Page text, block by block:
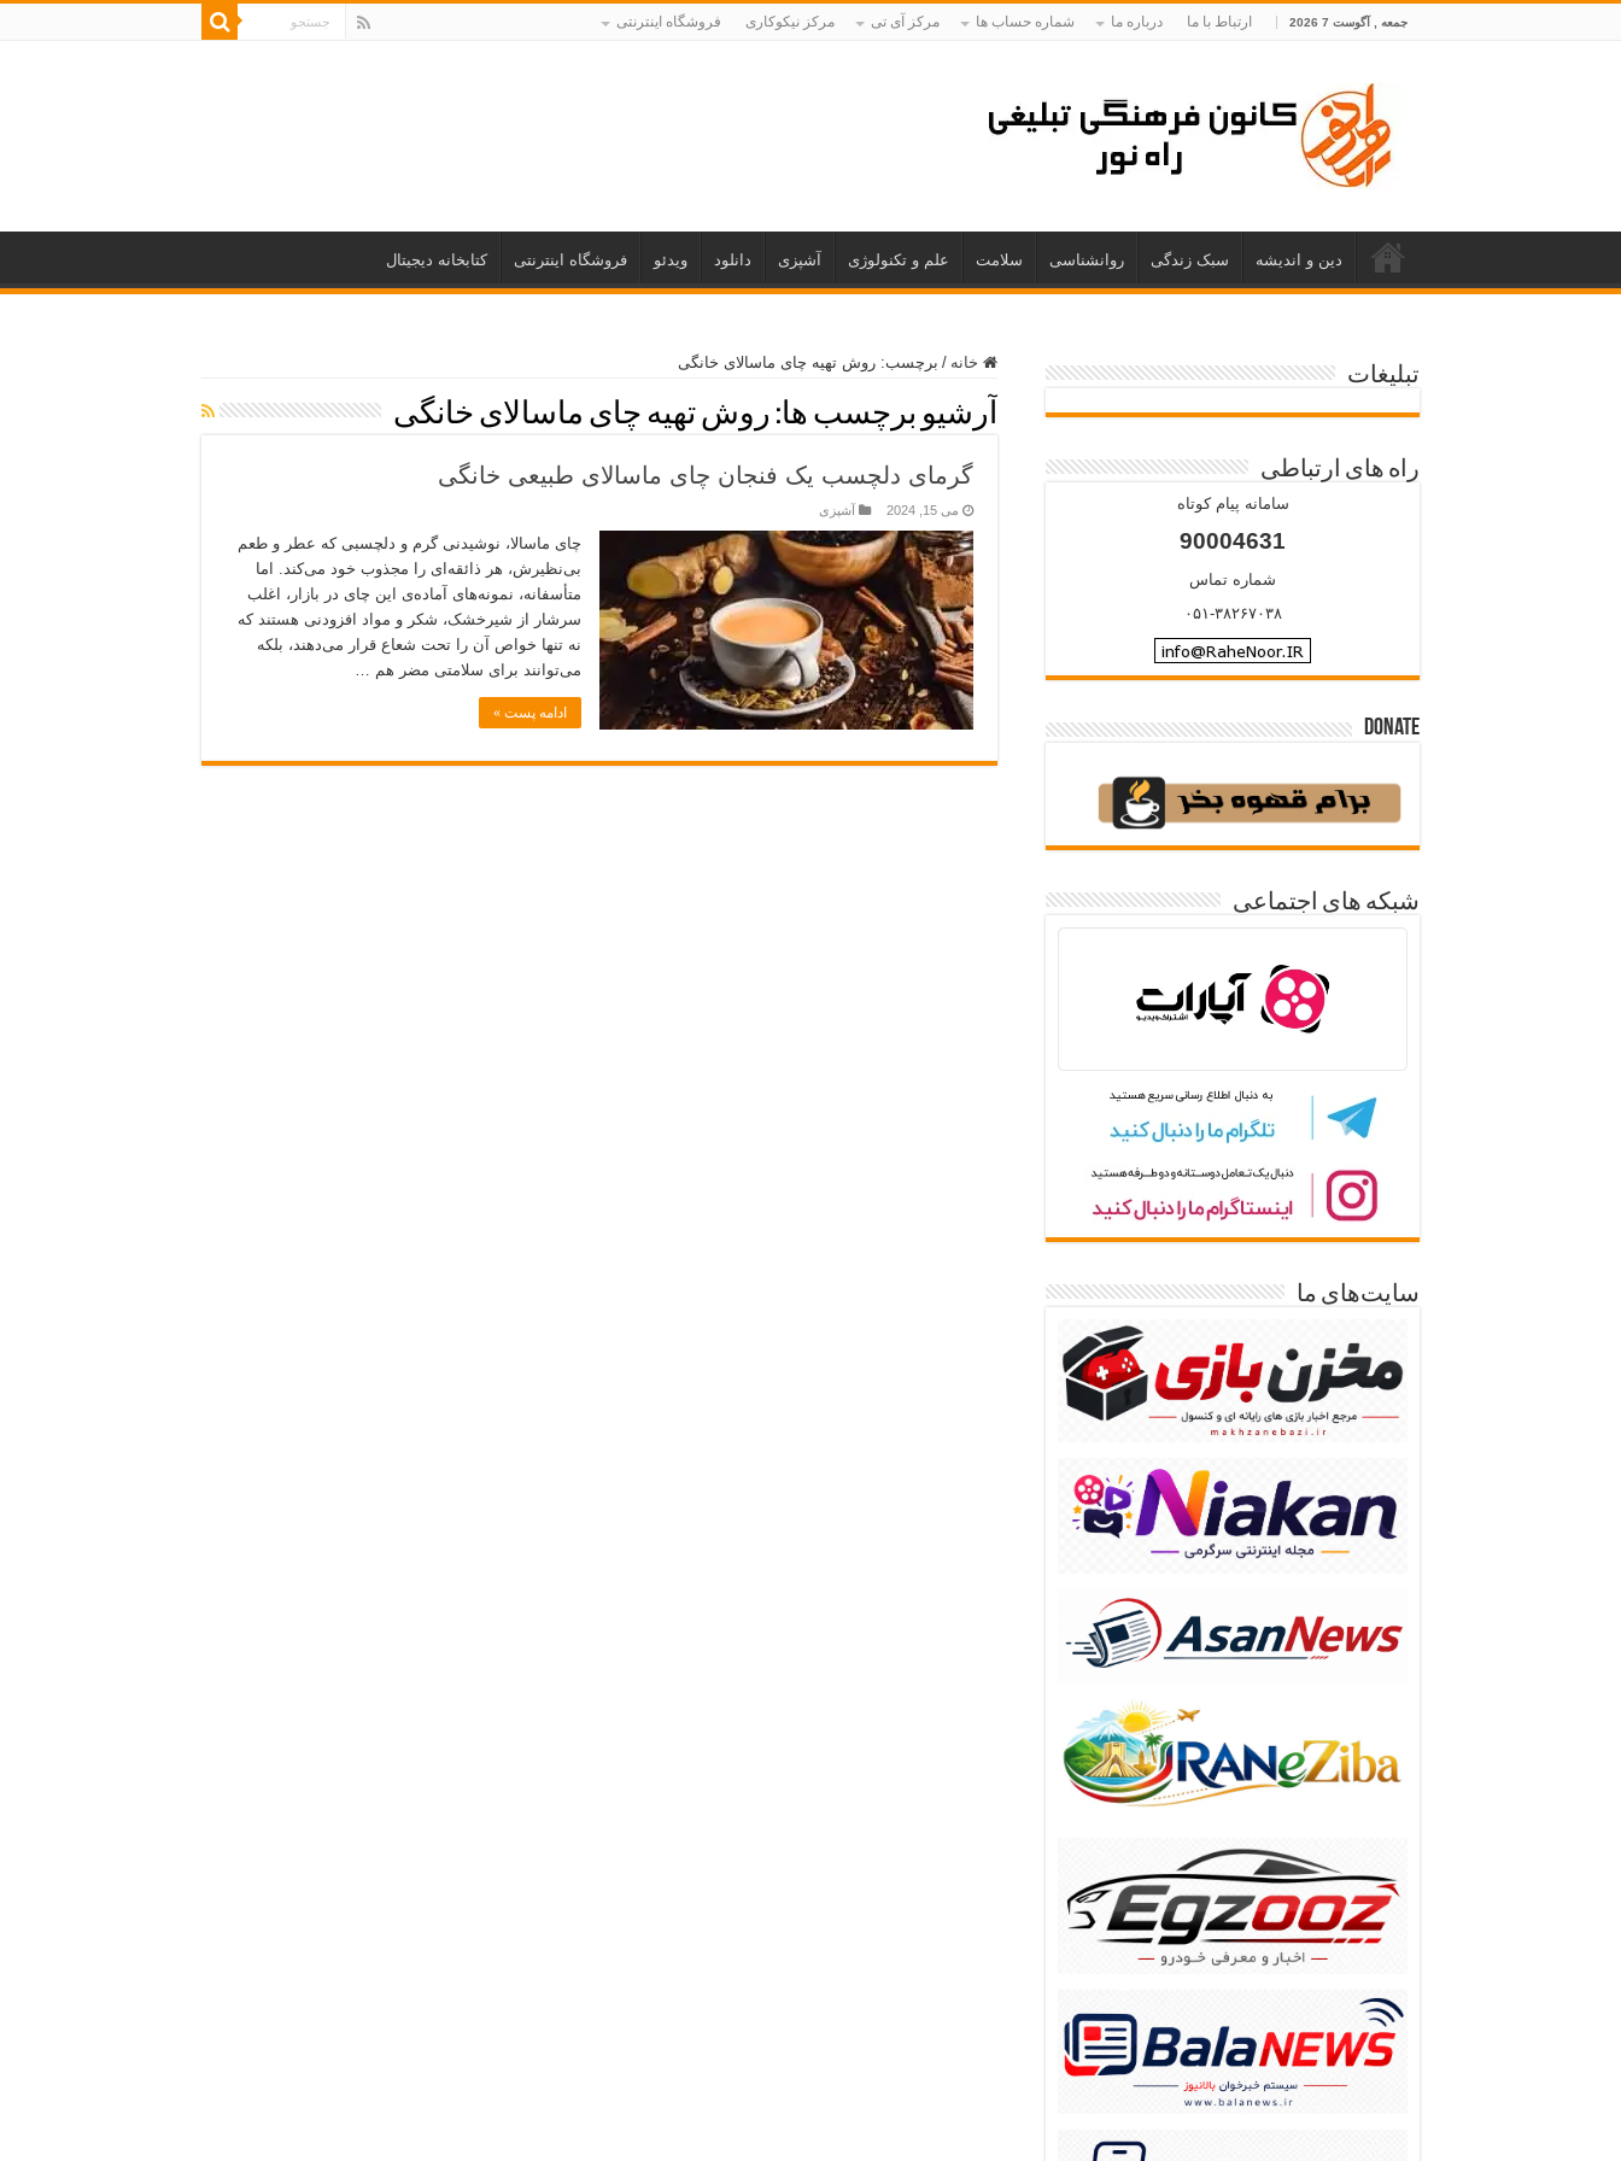
جمعه , آگوست 7 2026 ارتباط با ما درباره ما شماره حساب ها مرکز آی تی مرکز نیکوکاری فروشگاه اینترنتی
دین و اندیشه سبک زندگی روانشناسی سلامت علم و تکنولوژی آشپزی دانلود ویدئو فروشگاه اینترنتی کتابخانه دیجیتال
خانه / برچسب: روش تهیه چای ماسالای خانگی
آرشیو برچسب ها: روش تهیه چای ماسالای خانگی
گرمای دلچسب یک فنجان چای ماسالای طبیعی خانگی
می 15, 2024 آشپزی
چای ماسالا، نوشیدنی گرم و دلچسبی که عطر و طعم
بی‌نظیرش، هر ذائقه‌ای را مجذوب خود می‌کند. اما
متأسفانه، نمونه‌های آماده‌ی این چای در بازار، اغلب
سرشار از شیرخشک، شکر و مواد افزودنی هستند که
نه تنها خواص آن را تحت شعاع قرار می‌دهند، بلکه
می‌توانند برای سلامتی مضر هم …
ادامه پست »
تبلیغات
راه های ارتباطی
سامانه پیام کوتاه
90004631
شماره تماس
۰۵۱-۳۸۲۶۷۰۳۸
Donate
شبکه های اجتماعی
سایت‌های ما